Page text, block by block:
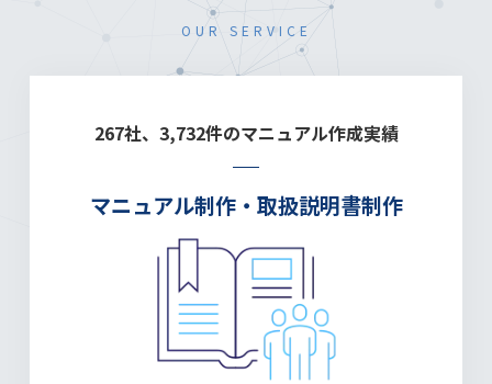
OUR SERVICE
267社、3,732件のマニュアル作成実績
マニュアル制作・取扱説明書制作